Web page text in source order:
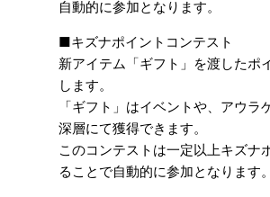
自動的に参加となります。
■キズナポイントコンテスト
新アイテム「ギフト」を渡したポ
します。
「ギフト」はイベントや、アウラ
深層にて獲得できます。
このコンテストは一定以上キズナ
ることで自動的に参加となります。